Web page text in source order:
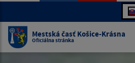
Mestská časť Košice-Krásna
Oficiálna stránka